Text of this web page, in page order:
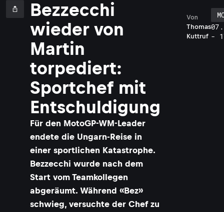
Bezzecchi
wieder von
Martin
torpediert:
Sportchef mit
Entschuldigung
Für den MotoGP-WM-Leader
endete die Ungarn-Reise in
einer sportlichen Katastrophe.
Bezzecchi wurde nach dem
Start vom Teamkollegen
abgeräumt. Während «Bez»
schwieg, versuchte der Chef zu
Thomas
Kuttruf
Von
-